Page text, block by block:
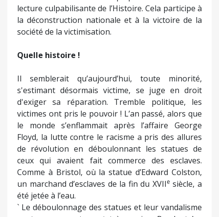
lecture culpabilisante de l’Histoire. Cela participe à
la déconstruction nationale et à la victoire de la
société de la victimisation.
Quelle histoire !
Il semblerait qu’aujourd’hui, toute minorité,
s'estimant désormais victime, se juge en droit
d'exiger sa réparation. Tremble politique, les
victimes ont pris le pouvoir ! L’an passé, alors que
le monde s’enflammait après l’affaire George
Floyd, la lutte contre le racisme a pris des allures
de révolution en déboulonnant les statues de
ceux qui avaient fait commerce des esclaves.
Comme à Bristol, où la statue d’Edward Colston,
un marchand d’esclaves de la fin du XVIIe siècle, a
été jetée à l’eau.
` Le déboulonnage des statues et leur vandalisme